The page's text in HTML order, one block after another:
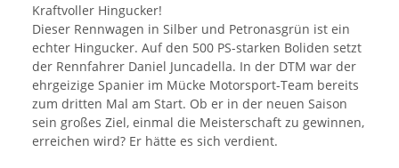
Kraftvoller Hingucker!
Dieser Rennwagen in Silber und Petronasgrün ist ein
echter Hingucker. Auf den 500 PS-starken Boliden setzt
der Rennfahrer Daniel Juncadella. In der DTM war der
ehrgeizige Spanier im Mücke Motorsport-Team bereits
zum dritten Mal am Start. Ob er in der neuen Saison
sein großes Ziel, einmal die Meisterschaft zu gewinnen,
erreichen wird? Er hätte es sich verdient.